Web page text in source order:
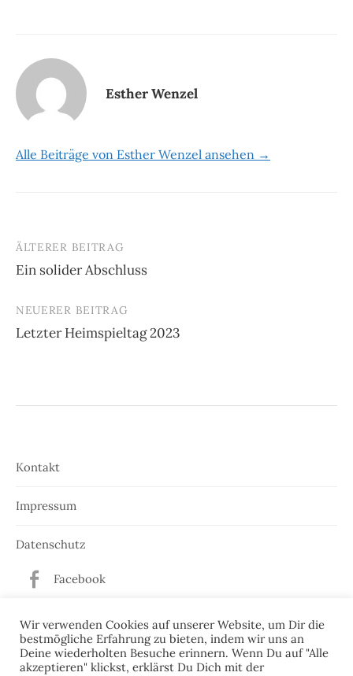
Esther Wenzel
Alle Beiträge von Esther Wenzel ansehen →
Beitrags-
Navigation
ÄLTERER BEITRAG
Ein solider Abschluss
NEUERER BEITRAG
Letzter Heimspieltag 2023
Kontakt
Impressum
Datenschutz
Facebook
Twitter
Wir verwenden Cookies auf unserer Website, um Dir die
bestmögliche Erfahrung zu bieten, indem wir uns an
Deine wiederholten Besuche erinnern. Wenn Du auf "Alle
akzeptieren" klickst, erklärst Du Dich mit der